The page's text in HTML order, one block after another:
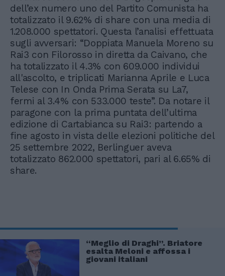
dell’ex numero uno del Partito Comunista ha
totalizzato il 9.62% di share con una media di
1.208.000 spettatori. Questa l’analisi effettuata
sugli avversari: “Doppiata Manuela Moreno su
Rai3 con Filorosso in diretta da Caivano, che
ha totalizzato il 4.3% con 609.000 individui
all'ascolto, e triplicati Marianna Aprile e Luca
Telese con In Onda Prima Serata su La7,
fermi al 3.4% con 533.000 teste”. Da notare il
paragone con la prima puntata dell’ultima
edizione di Cartabianca su Rai3: partendo a
fine agosto in vista delle elezioni politiche del
25 settembre 2022, Berlinguer aveva
totalizzato 862.000 spettatori, pari al 6.65% di
share.
“Meglio di Draghi”. Briatore
esalta Meloni e affossa i
giovani italiani